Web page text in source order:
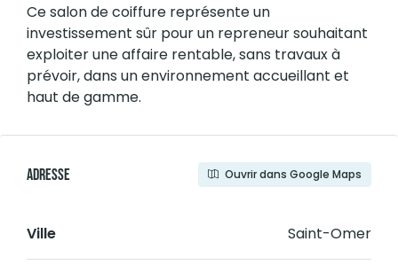
Ce salon de coiffure représente un
investissement sûr pour un repreneur souhaitant
exploiter une affaire rentable, sans travaux à
prévoir, dans un environnement accueillant et
haut de gamme.
Adresse Ouvrir dans Google Maps
Ville Saint-Omer